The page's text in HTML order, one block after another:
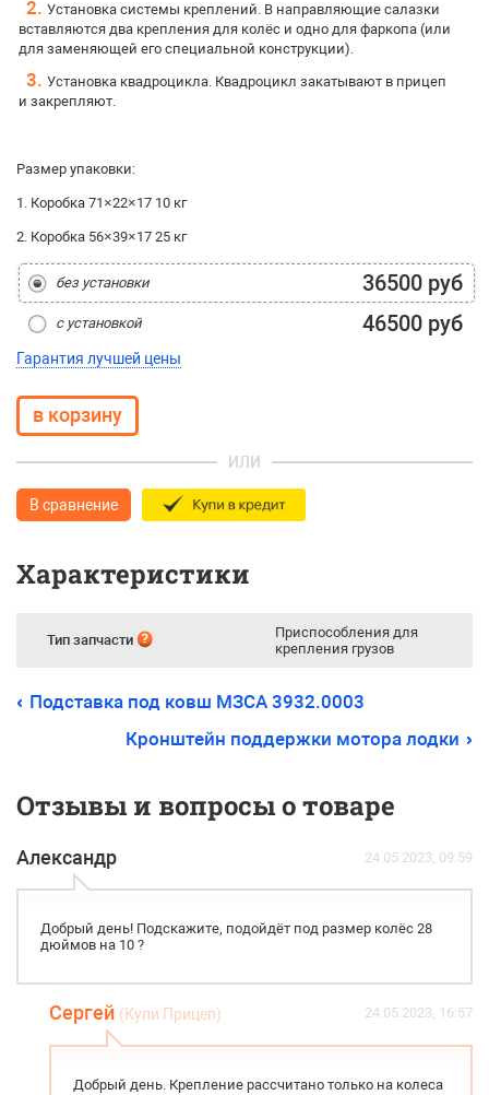
Установка системы креплений. В направляющие салазки
вставляются два крепления для колёс и одно для фаркопа (или
для заменяющей его специальной конструкции).
Установка квадроцикла. Квадроцикл закатывают в прицеп
и закрепляют.
Размер упаковки:
1. Коробка 71×22×17 10 кг
2. Коробка 56×39×17 25 кг
без установки 36500 руб
с установкой 46500 руб
Гарантия лучшей цены
ИЛИ
В сравнение
Характеристики
Тип запчасти
Приспособления для
крепления грузов
Подставка под ковш МЗСА 3932.0003
Кронштейн поддержки мотора лодки
Отзывы и вопросы о товаре
Александр 24.05.2023, 09:59
Добрый день! Подскажите, подойдёт под размер колёс 28
дюймов на 10 ?
Сергей (Купи Прицеп) 24.05.2023, 16:57
Добрый день. Крепление рассчитано только на колеса